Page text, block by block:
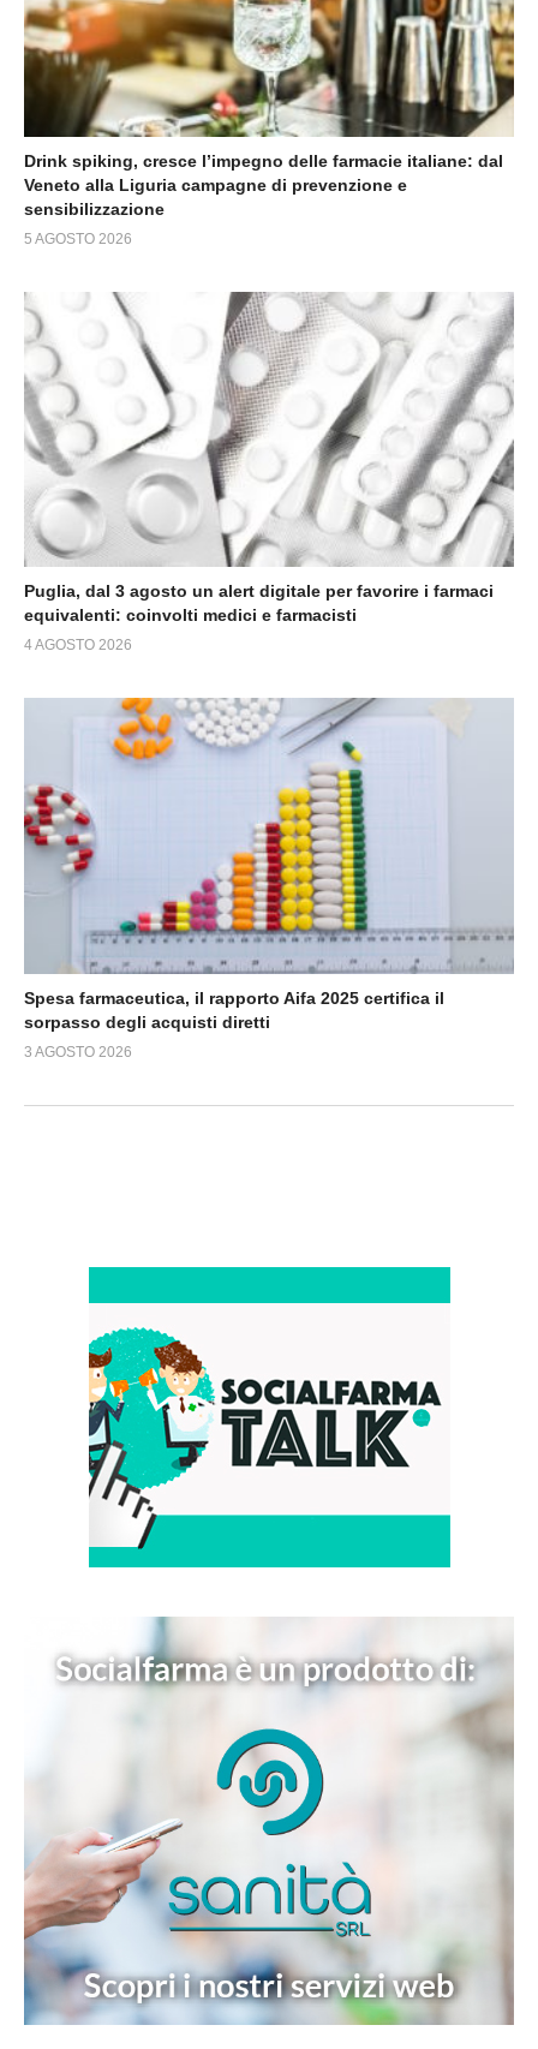
Drink spiking, cresce l’impegno delle farmacie italiane: dal
Veneto alla Liguria campagne di prevenzione e
sensibilizzazione
5 AGOSTO 2026
Puglia, dal 3 agosto un alert digitale per favorire i farmaci
equivalenti: coinvolti medici e farmacisti
4 AGOSTO 2026
Spesa farmaceutica, il rapporto Aifa 2025 certifica il
sorpasso degli acquisti diretti
3 AGOSTO 2026